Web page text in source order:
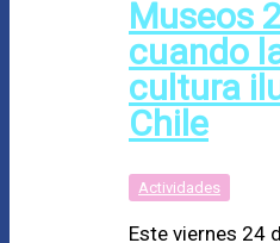
Museos
cuando
cultura
Chile
Actividades
Este viernes 24